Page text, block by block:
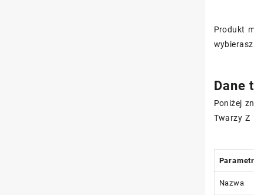
Produkt
Dane
Poniżej
Twarzy Z
Parametr
Nazwa